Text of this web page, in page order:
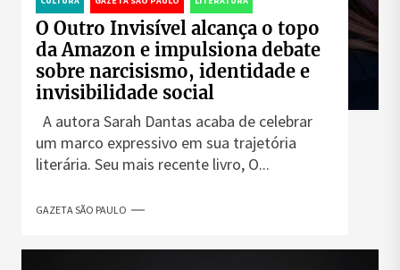
O Outro Invisível alcança o topo
da Amazon e impulsiona debate
sobre narcisismo, identidade e
invisibilidade social
A autora Sarah Dantas acaba de celebrar
um marco expressivo em sua trajetória
literária. Seu mais recente livro, O...
GAZETA SÃO PAULO